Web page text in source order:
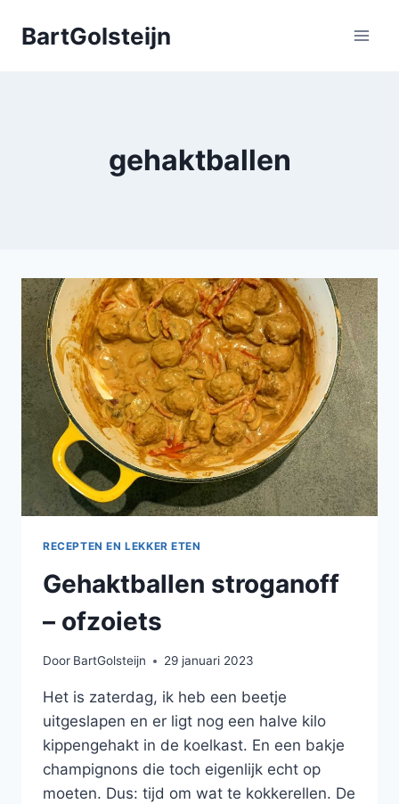
naarBartGolsteijn
gehaktballen
RECEPTEN EN LEKKER ETEN
Gehaktballen stroganoff
– ofzoiets
Door BartGolsteijn 29 januari 2023
Het is zaterdag, ik heb een beetje
uitgeslapen en er ligt nog een halve kilo
kippengehakt in de koelkast. En een bakje
champignons die toch eigenlijk echt op
moeten. Dus: tijd om wat te kokkerellen. De